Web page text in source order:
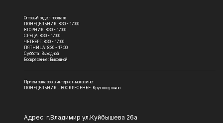
Оптовый отдел продаж
ПОНЕДЕЛЬНИК: 8:30 - 17:00
ВТОРНИК: 8:30 - 17:00
СРЕДА: 8:30 - 17:00
ЧЕТВЕРГ: 8:30 - 17:00
ПЯТНИЦА: 8:30 - 17:00
Суббота: Выходной
Воскресенье: Выходной
Прием заказов в интернет-магазине:
ПОНЕДЕЛЬНИК - ВОСКРЕСЕНЬЕ: Круглосуточно
Адрес: г.Владимир ул.Куйбышева 26а